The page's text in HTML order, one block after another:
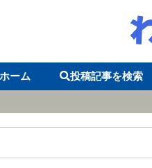
ーム 投稿記事を検索